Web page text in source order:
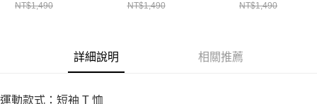
NT$1,490 NT$1,490 NT$1,490
詳細說明 相關推薦
運動款式：短袖 T 恤